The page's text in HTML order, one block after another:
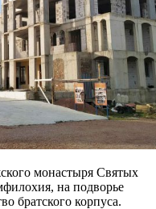
монастыря Святых
на подворье
братского корпуса.